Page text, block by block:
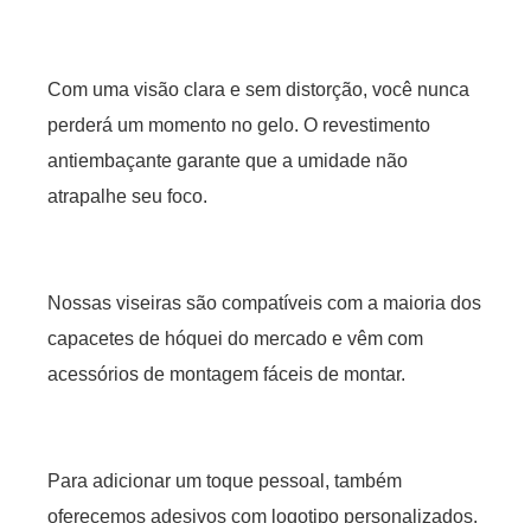
Com uma visão clara e sem distorção, você nunca
perderá um momento no gelo. O revestimento
antiembaçante garante que a umidade não
atrapalhe seu foco.
Nossas viseiras são compatíveis com a maioria dos
capacetes de hóquei do mercado e vêm com
acessórios de montagem fáceis de montar.
Para adicionar um toque pessoal, também
oferecemos adesivos com logotipo personalizados.